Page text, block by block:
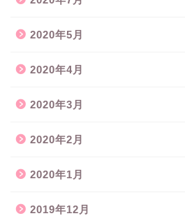
2020年5月
2020年4月
2020年3月
2020年2月
2020年1月
2019年12月